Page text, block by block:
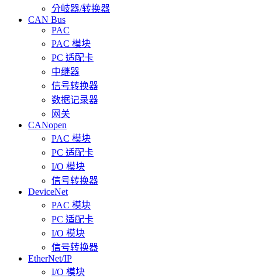
分岐器/转换器
CAN Bus
PAC
PAC 模块
PC 适配卡
中继器
信号转换器
数据记录器
网关
CANopen
PAC 模块
PC 适配卡
I/O 模块
信号转换器
DeviceNet
PAC 模块
PC 适配卡
I/O 模块
信号转换器
EtherNet/IP
I/O 模块